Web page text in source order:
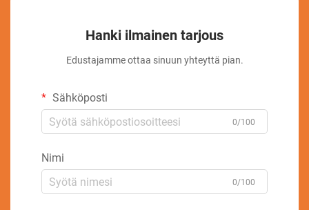
Hanki ilmainen tarjous
Edustajamme ottaa sinuun yhteyttä pian.
Sähköposti
0/100
Nimi
0/100